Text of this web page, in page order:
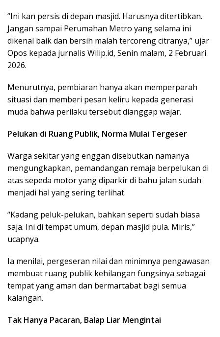
“Ini kan persis di depan masjid. Harusnya ditertibkan.
Jangan sampai Perumahan Metro yang selama ini
dikenal baik dan bersih malah tercoreng citranya,” ujar
Opos kepada jurnalis Wilip.id, Senin malam, 2 Februari
2026.
Menurutnya, pembiaran hanya akan memperparah
situasi dan memberi pesan keliru kepada generasi
muda bahwa perilaku tersebut dianggap wajar.
Pelukan di Ruang Publik, Norma Mulai Tergeser
Warga sekitar yang enggan disebutkan namanya
mengungkapkan, pemandangan remaja berpelukan di
atas sepeda motor yang diparkir di bahu jalan sudah
menjadi hal yang sering terlihat.
“Kadang peluk-pelukan, bahkan seperti sudah biasa
saja. Ini di tempat umum, depan masjid pula. Miris,”
ucapnya.
Ia menilai, pergeseran nilai dan minimnya pengawasan
membuat ruang publik kehilangan fungsinya sebagai
tempat yang aman dan bermartabat bagi semua
kalangan.
Tak Hanya Pacaran, Balap Liar Mengintai